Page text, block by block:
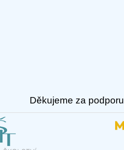
Děkujeme za podporu